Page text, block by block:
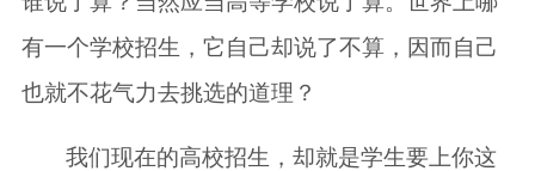
有一个学校招生，它自己却说了不算，因而自己
也就不花气力去挑选的道理？
我们现在的高校招生，却就是学生要上你这